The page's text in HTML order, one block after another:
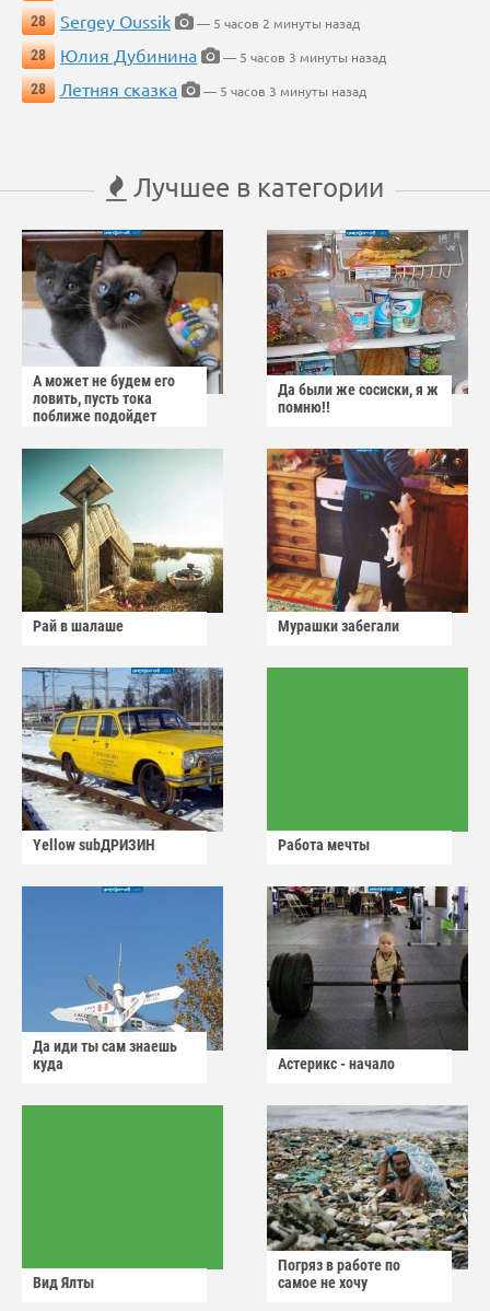
28
Sergey Oussik
— 5 часов 2 минуты назад
28
Юлия Дубинина
— 5 часов 3 минуты назад
28
Летняя сказка — 5 часов 3 минуты назад
Лучшее в категории
А может не будем его
ловить, пусть тока
поближе подойдет
Да были же сосиски, я ж
помню!!
Рай в шалаше Мурашки забегали
Yellow subДРИЗИН Работа мечты
Да иди ты сам знаешь
куда
Астерикс - начало
Вид Ялты
Погряз в работе по
самое не хочу